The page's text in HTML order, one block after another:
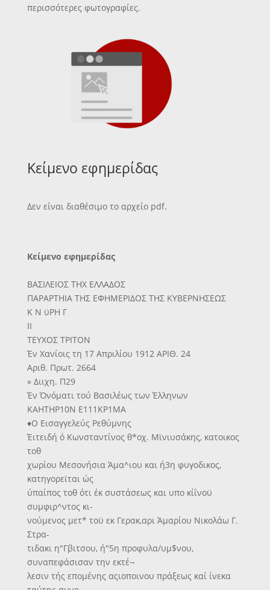
περισσότερες φωτογραφίες.
Κείμενο εφημερίδας
Δεν είναι διαθέσιμο το αρχείο pdf.
Κείμενο εφημερίδας
ΒΑΣΙΛΕΙΟΣ ΤΗΧ ΕΛΛΑΔΟΣ
ΠΑΡΑΡΤΗΙΑ ΤΗΣ ΕΦΗΜΕΡΙΔΟΣ ΤΗΣ ΚΥΒΕΡΝΗΣΕΩΣ
Κ Ν ϋΡΗ Γ
II
ΤΕΥΧΟΣ ΤΡΙΤΟΝ
Έν Χανίοις τη 17 Απριλίου 1912 ΑΡΙΘ. 24
Αριθ. Πρωτ. 2664
» Διιχη. Π29
Έν Όνόματι τού Βασιλέως των Έλληνων
ΚΑΗΤΗΡ10Ν Ε111ΚΡ1ΜΑ
♦Ο Εισαγγελεύς Ρεθύμνης
Έιτειδή ό Κωνσταντίνος θ*οχ. Μϊνιυσάκης, κατοικος
τοθ
χωρίου Μεσονήσια Άμα^ιου και ή3η φυγοδικος,
κατηγορεϊται ώς
ύπαίπος τοθ ότι έκ συστάσεως και υπο κίΐνοϋ
συμφιρ^ντος κι-
νούμενος μετ* τοϋ εκ Γερακ,αρι Άμαρίου Νικολάω Γ.
Στρα-
τιδακι η"Γβιτσου, ή"5η προφυλα/υμ$νου,
συναπεφάσισαν την εκτέ¬
λεσιν τής επομένης αςιοποινου πράξεως καί ίνεκα